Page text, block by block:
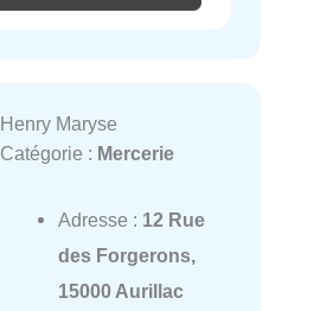
Henry Maryse
Catégorie : Mercerie
Adresse : 12 Rue
des Forgerons,
15000 Aurillac